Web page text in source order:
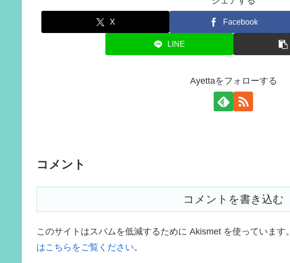
X Facebook
LINE
Ayettaをフォローする
コメント
コメントを書き込む
このサイトはスパムを低減するために Akismet を使っています。
はこちらをご覧ください。